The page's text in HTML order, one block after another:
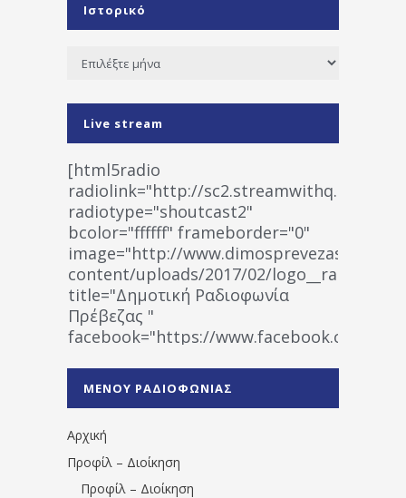
Ιστορικό
Ιστορικό
Live stream
[html5radio
radiolink="http://
radiotype="shoutcast2"
bcolor="ffffff" frameborder="0"
image="http://www.dimosprevezas.gr/wp-
content/uploads/2017/02/
title="Δημοτική Ραδιοφωνία
Πρέβεζας "
facebook="https://www.facebook.com/
1531194763766854/" artist="" ]
ΜΕΝΟΥ ΡΑΔΙΟΦΩΝΙΑΣ
Αρχική
Προφίλ – Διοίκηση
Προφίλ – Διοίκηση